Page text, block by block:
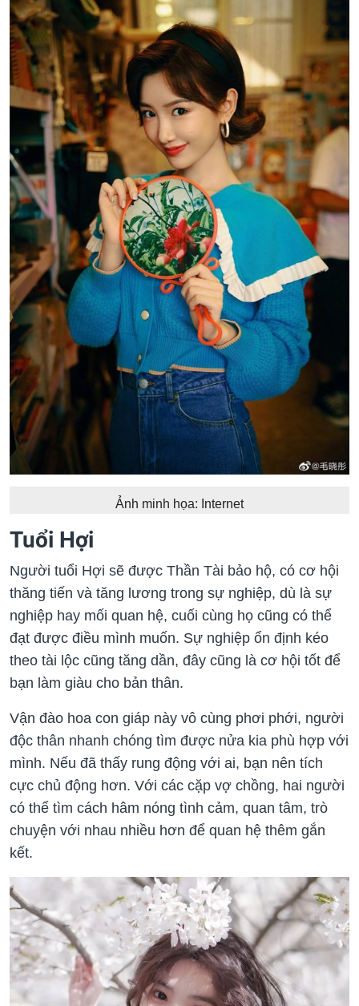
Ảnh minh họa: Internet
Tuổi Hợi
Người tuổi Hợi sẽ được Thần Tài bảo hộ, có cơ hội
thăng tiến và tăng lương trong sự nghiệp, dù là sự
nghiệp hay mối quan hệ, cuối cùng họ cũng có thể
đạt được điều mình muốn. Sự nghiệp ổn định kéo
theo tài lộc cũng tăng dần, đây cũng là cơ hội tốt để
bạn làm giàu cho bản thân.
Vận đào hoa con giáp này vô cùng phơi phới, người
độc thân nhanh chóng tìm được nửa kia phù hợp với
mình. Nếu đã thấy rung động với ai, bạn nên tích
cực chủ động hơn. Với các cặp vợ chồng, hai người
có thể tìm cách hâm nóng tình cảm, quan tâm, trò
chuyện với nhau nhiều hơn để quan hệ thêm gắn
kết.